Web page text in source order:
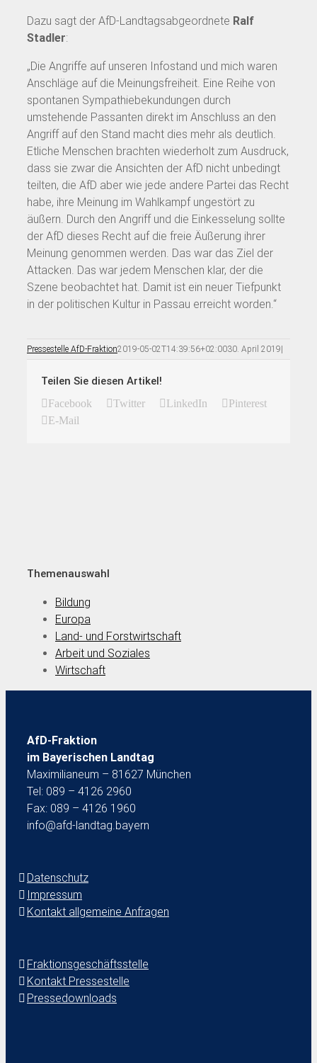
Dazu sagt der AfD-Landtagsabgeordnete Ralf
Stadler:
„Die Angriffe auf unseren Infostand und mich waren
Anschläge auf die Meinungsfreiheit. Eine Reihe von
spontanen Sympathiebekundungen durch
umstehende Passanten direkt im Anschluss an den
Angriff auf den Stand macht dies mehr als deutlich.
Etliche Menschen brachten wiederholt zum Ausdruck,
dass sie zwar die Ansichten der AfD nicht unbedingt
teilten, die AfD aber wie jede andere Partei das Recht
habe, ihre Meinung im Wahlkampf ungestört zu
äußern. Durch den Angriff und die Einkesselung sollte
der AfD dieses Recht auf die freie Äußerung ihrer
Meinung genommen werden. Das war das Ziel der
Attacken. Das war jedem Menschen klar, der die
Szene beobachtet hat. Damit ist ein neuer Tiefpunkt
in der politischen Kultur in Passau erreicht worden.“
Pressestelle AfD-Fraktion2019-05-02T14:39:56+02:0030. April 2019|
Teilen Sie diesen Artikel!
Facebook Twitter LinkedIn
Pinterest
E-Mail
Themenauswahl
Bildung
Europa
Land- und Forstwirtschaft
Arbeit und Soziales
Wirtschaft
AfD-Fraktion
im Bayerischen Landtag
Maximilianeum – 81627 München
Tel: 089 – 4126 2960
Fax: 089 – 4126 1960
info@afd-landtag.bayern
Datenschutz
Impressum
Kontakt allgemeine Anfragen
Fraktionsgeschäftsstelle
Kontakt Pressestelle
Pressedownloads